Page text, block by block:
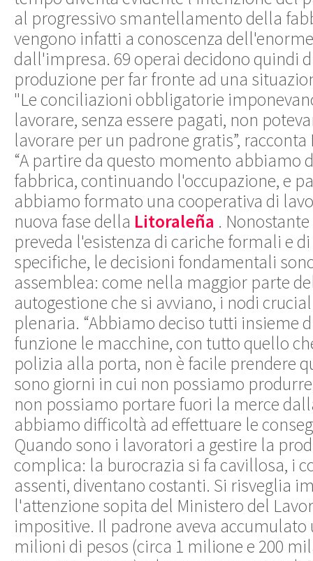
al progressivo smantellamento della
vengono infatti a conoscenza
dall'impresa. 69 operai decidono quindi
produzione per far fronte ad una
"Le conciliazioni obbligatorie
lavorare, senza essere pagati, non
lavorare per un padrone gratis”,
“A partire da questo momento abbiamo
fabbrica, continuando l'occupazione, e
abbiamo formato una cooperativa di
nuova fase della Litoraleña .
preveda l'esistenza di cariche formali e
specifiche, le decisioni fondamentali
assemblea: come nella maggior parte
autogestione che si avviano, i nodi
plenaria. “Abbiamo deciso tutti insieme
funzione le macchine, con tutto quello
polizia alla porta, non è facile prendere
sono giorni in cui non possiamo
non possiamo portare fuori la merce
abbiamo difficoltà ad effettuare le
Quando sono i lavoratori a gestire la
complica: la burocrazia si fa cavillosa, i
assenti, diventano costanti. Si risveglia
l'attenzione sopita del Ministero del
impositive. Il padrone aveva
milioni di pesos (circa 1 milione e 200